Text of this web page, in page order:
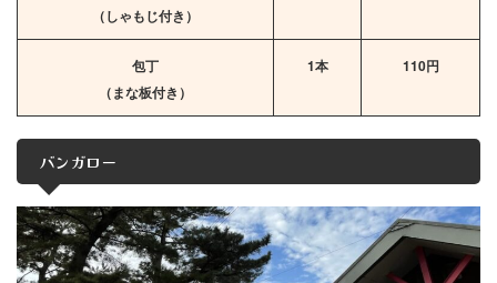
（しゃもじ付き）
包丁
（まな板付き）
1本 110円
バンガロー